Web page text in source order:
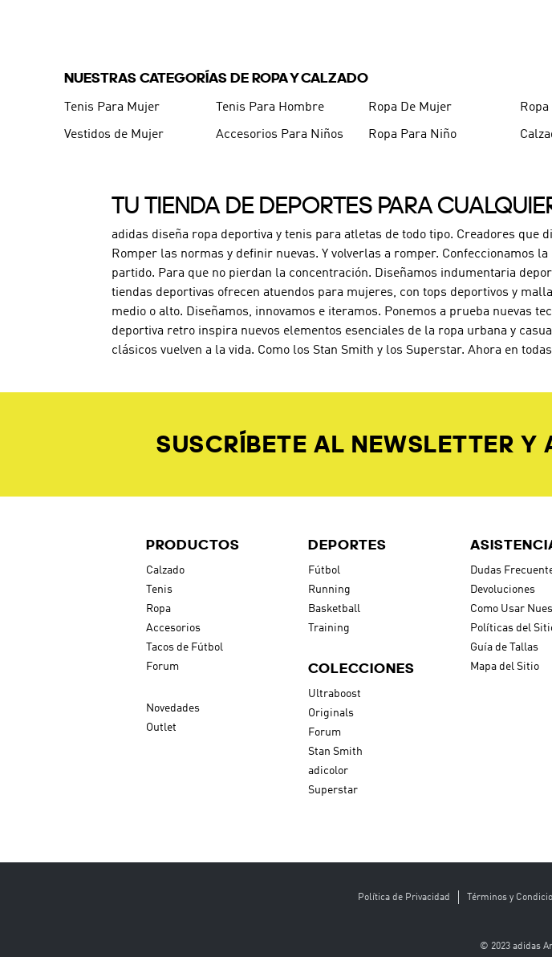
NUESTRAS CATEGORÍAS DE ROPA Y CALZADO
Tenis Para Mujer Tenis Para Hombre Ropa De Mujer
Vestidos de Mujer Accesorios Para Niños Ropa Para Niño
TU TIENDA DE DEPORTES PARA
adidas diseña ropa deportiva y tenis para atletas de todo tipo. Creadores
Romper las normas y definir nuevas. Y volverlas a romper. Confeccionamos
partido. Para que no pierdan la concentración. Diseñamos indumentaria
tiendas deportivas ofrecen atuendos para mujeres, con tops deportivos y
medio o alto. Diseñamos, innovamos e iteramos. Ponemos a prueba nuevas
deportiva retro inspira nuevos elementos esenciales de la ropa urbana y
clásicos vuelven a la vida. Como los Stan Smith y los Superstar. Ahora en
SUSCRÍBETE AL NEWSLETTER Y
PRODUCTOS
Calzado
Tenis
Ropa
Accesorios
Tacos de Fútbol
Forum
Novedades
Outlet
DEPORTES
Fútbol
Running
Basketball
Training
COLECCIONES
Ultraboost
Originals
Forum
Stan Smith
adicolor
Superstar
Dudas
Devoluciones
Como Usar
Políticas del
Guía de Tallas
Mapa del Sitio
Política de Privacidad Términos y
© 2023 adidas